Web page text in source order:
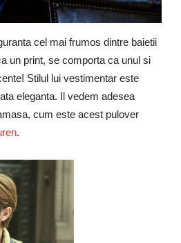
cel mai frumos dintre baietii
un print, se comporta ca unul si
Stilul lui vestimentar este
eleganta. Il vedem adesea
cum este acest pulover
.